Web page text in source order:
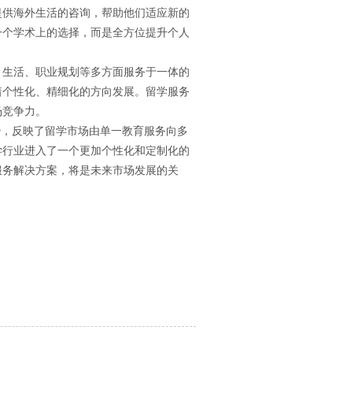
海外生活的咨询，帮助他们适应新的
学术上的选择，而是全方位提升个人
活、职业规划等多方面服务于一体的
性化、精细化的方向发展。留学服务
争力。
反映了留学市场由单一教育服务向多
业进入了一个更加个性化和定制化的
解决方案，将是未来市场发展的关